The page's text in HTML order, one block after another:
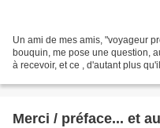
Un ami de mes amis, "voyageur
bouquin, me pose une question,
à recevoir, et ce , d'autant plus
Merci / préface... et